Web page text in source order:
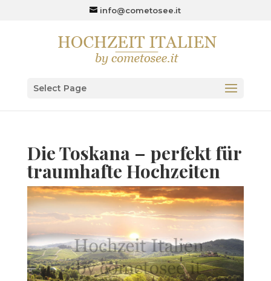
info@cometosee.it
Select Page
Die Toskana – perfekt für
traumhafte Hochzeiten